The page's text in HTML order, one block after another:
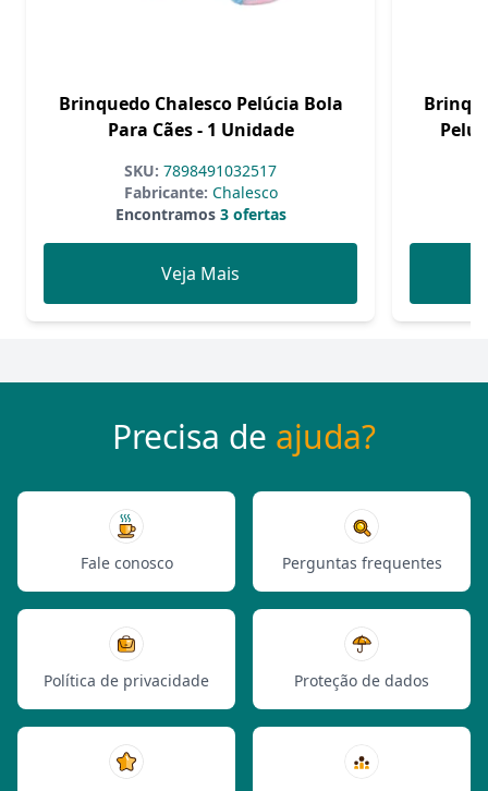
Brinquedo Chalesco Pelúcia Bola
Para Cães - 1 Unidade
SKU: 7898491032517
Fabricante: Chalesco
Encontramos3 ofertas
Veja Mais
Precisa de ajuda?
Fale conosco Perguntas frequentes
Política de privacidade Proteção de dados